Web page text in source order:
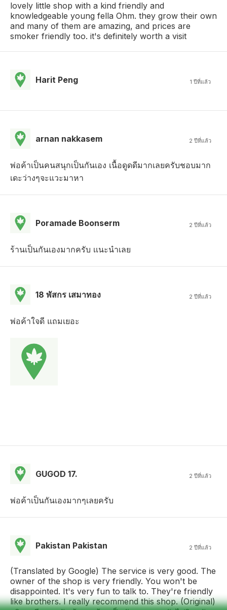
lovely little shop with a kind friendly and
knowledgeable young fella Ohm. they grow their own
and many of them are amazing, and prices are
smoker friendly too. it's definitely worth a visit
Harit Peng 1 ปีที่แล้ว
arnan nakkasem 2 ปีที่แล้ว
พ่อค้าเป็นคนสนุกเป็นกันเอง เนื้อดูดดีมากเลยครับชอบมาก
เดะว่างๆจะแวะมาหา
Poramade Boonserm 2 ปีที่แล้ว
ร้านเป็นกันเองมากครับ เเนะนำเลย
18 พัสกร เสมาทอง 2 ปีที่แล้ว
พ่อค้าใจดี แถมเยอะ
GUGOD 17. 2 ปีที่แล้ว
พ่อค้าเป็นกันเองมากๆเลยครับ
Pakistan Pakistan 2 ปีที่แล้ว
(Translated by Google) The service is very good. The
owner of the shop is very friendly. You won't be
disappointed. It's very fun to talk to. They're friendly
like brothers. I really recommend this shop. (Original)